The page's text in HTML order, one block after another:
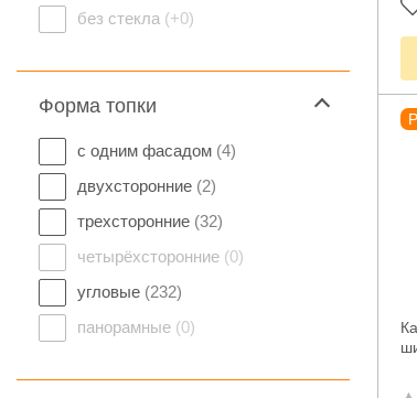
без стекла (+0)
Форма топки
с одним фасадом (4)
двухсторонние (2)
трехсторонние (32)
четырёхсторонние (0)
угловые (232)
панорамные (0)